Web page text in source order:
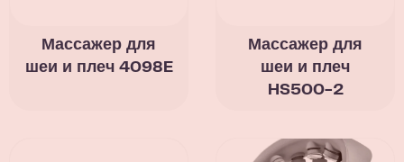
Массажер для
шеи и плеч 4098E
Массажер для
шеи и плеч
HS500-2